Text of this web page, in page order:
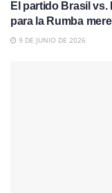
El partido Brasil
para la Rumba
9 DE JUNIO DE 2026